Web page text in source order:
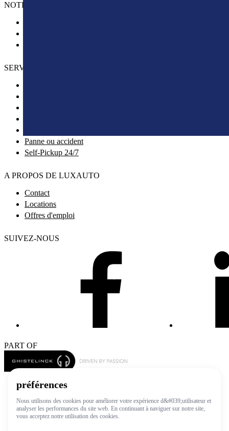
NOTRE OFFRE
SERVICE À LA CLIENTÈLE
Panne ou accident
Self-Pickup 24/7
A PROPOS DE LUXAUTO
Contact
Locations
Offres d'emploi
SUIVEZ-NOUS
PART OF
Conditions générales